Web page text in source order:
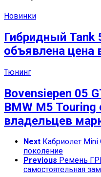
Новинки
Гибридный Tank
объявлена цена
Тюнинг
Bovensiepen 05
BMW M5
владельцев
Next Кабриолет
поколение
Previous Ремень
самостоятельная